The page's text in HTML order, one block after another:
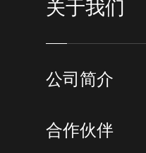
关于我们
公司简介
合作伙伴